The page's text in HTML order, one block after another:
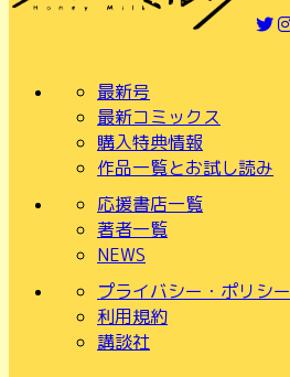
最新号
最新コミックス
購入特典情報
作品一覧とお試し読み
応援書店一覧
著者一覧
NEWS
プライバシー・ポリシー
利用規約
講談社